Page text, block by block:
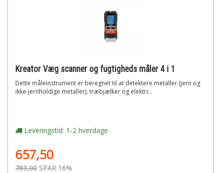
Kreator Væg scanner og fugtigheds måler 4 i 1
Dette måleinstrument er beregnet til at detektere metaller (jern og
ikke-jernholdige metaller), træbjælker og elektri...
Leveringstid: 1-2 hverdage
657,50
783,00 SPAR 16%